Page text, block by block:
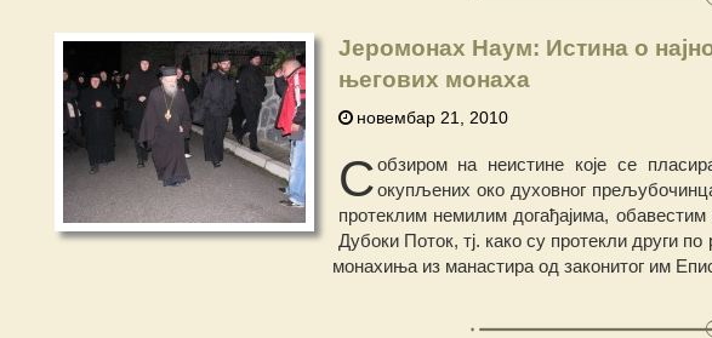
Јеромонах Наум: Истина о
његових монаха
новембар 21, 2010
Собзиром на неистине које се
окупљених око духовног
протеклим немилим догађајима,
Дубоки Поток, тј. како су протекли други
монахиња из манастира од законитог им